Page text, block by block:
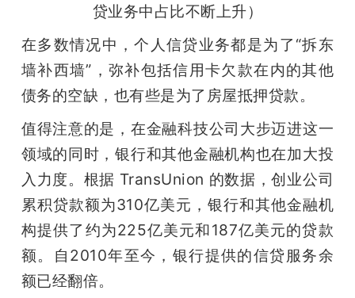
贷业务中占比不断上升）
在多数情况中，个人信贷业务都是为了“拆东
墙补西墙”，弥补包括信用卡欠款在内的其他
债务的空缺，也有些是为了房屋抵押贷款。
值得注意的是，在金融科技公司大步迈进这一
领域的同时，银行和其他金融机构也在加大投
入力度。根据 TransUnion 的数据，创业公司
累积贷款额为310亿美元，银行和其他金融机
构提供了约为225亿美元和187亿美元的贷款
额。自2010年至今，银行提供的信贷服务余
额已经翻倍。